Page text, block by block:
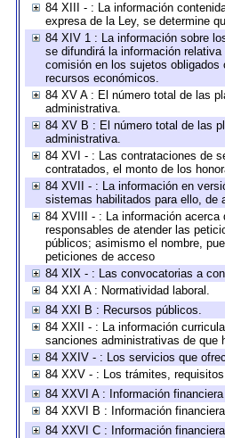
84 XIII - : La información
expresa de la Ley, se determine
84 XIV 1 : La información sobre
se difundirá la información
comisión en los sujetos
recursos económicos.
84 XV A : El número total de las
administrativa.
84 XV B : El número total de las
administrativa.
84 XVI - : Las contrataciones de
contratados, el monto de los
84 XVII - : La información en
sistemas habilitados para ello, de
84 XVIII - : La información
responsables de atender las
públicos; asimismo el nombre,
peticiones de acceso
84 XIX - : Las convocatorias a
84 XXI A : Normatividad laboral.
84 XXI B : Recursos públicos.
84 XXII - : La información
sanciones administrativas de que
84 XXIV - : Los servicios que
84 XXV - : Los trámites,
84 XXVI A : Información
84 XXVI B : Información
84 XXVI C : Información